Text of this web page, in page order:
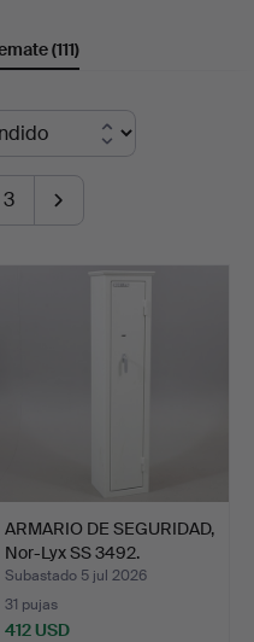
(111)
3
ARMARIO DE SEGURIDAD,
Nor-Lyx SS 3492.
Subastado 5 jul 2026
31 pujas
412 USD